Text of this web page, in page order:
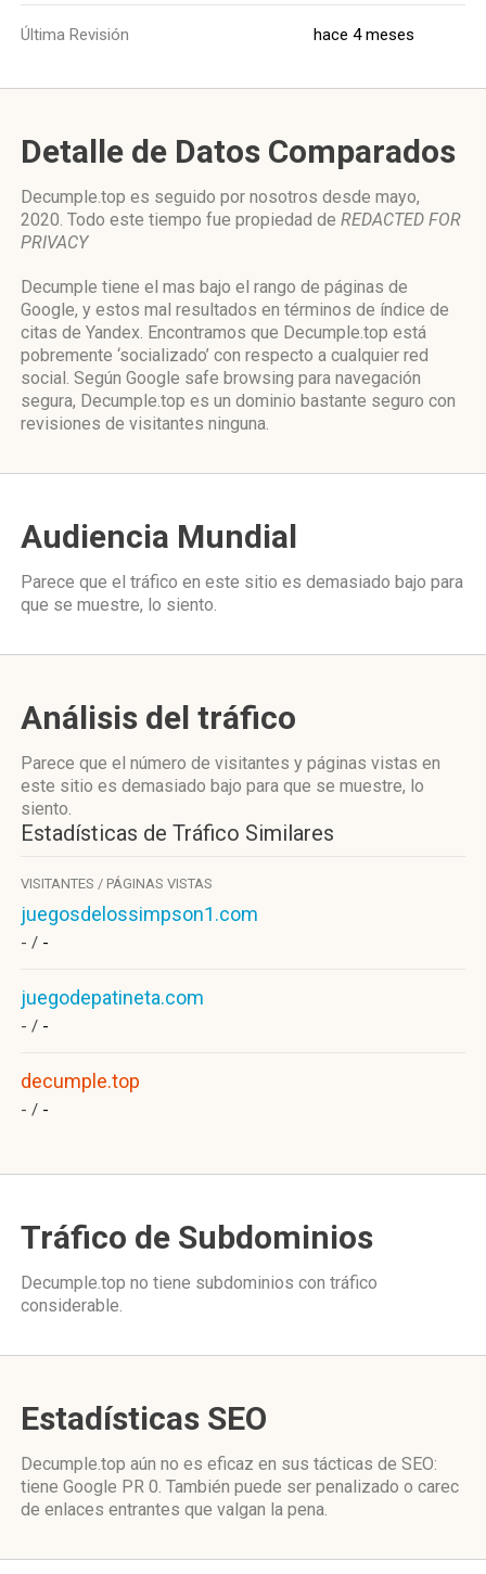
Última Revisión hace 4 meses
Detalle de Datos Comparados
Decumple.top es seguido por nosotros desde mayo,
2020. Todo este tiempo fue propiedad de REDACTED FOR
PRIVACY
Decumple tiene el mas bajo el rango de páginas de
Google, y estos mal resultados en términos de índice de
citas de Yandex. Encontramos que Decumple.top está
pobremente ‘socializado’ con respecto a cualquier red
social. Según Google safe browsing para navegación
segura, Decumple.top es un dominio bastante seguro con
revisiones de visitantes ninguna.
Audiencia Mundial
Parece que el tráfico en este sitio es demasiado bajo para
que se muestre, lo siento.
Análisis del tráfico
Parece que el número de visitantes y páginas vistas en
este sitio es demasiado bajo para que se muestre, lo
siento.
Estadísticas de Tráfico Similares
VISITANTES / PÁGINAS VISTAS
juegosdelossimpson1.com
- / -
juegodepatineta.com
- / -
decumple.top
- / -
Tráfico de Subdominios
Decumple.top no tiene subdominios con tráfico
considerable.
Estadísticas SEO
Decumple.top aún no es eficaz en sus tácticas de SEO:
tiene Google PR 0. También puede ser penalizado o carec
de enlaces entrantes que valgan la pena.